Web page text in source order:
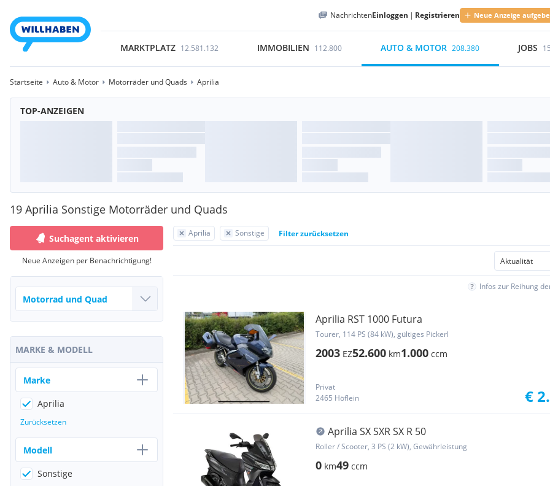
NachrichtenEinloggen | Registrieren Neue Anzeige
MARKTPLATZ 12.581.132 IMMOBILIEN 112.800 AUTO & MOTOR 208.380 JOBS
Startseite Auto & Motor Motorräder und Quads Aprilia
TOP-ANZEIGEN
19 Aprilia Sonstige Motorräder und Quads
Aprilia Sonstige Filter zurücksetzen
Infos zur Reihung
Aprilia RST 1000 Futura
Tourer, 114 PS (84 kW), gültiges Pickerl
2003 EZ52.600 km1.000 ccm
Privat
2465 Höflein
€
Aprilia SX SXR SX R 50
Roller / Scooter, 3 PS (2 kW), Gewährleistung
0 km49 ccm
Suchagent aktivieren
Neue Anzeigen per Benachrichtigung!
MARKE & MODELL
Marke
Aprilia
Zurücksetzen
Modell
Sonstige